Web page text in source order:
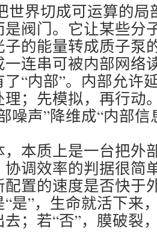
世界切成可运算的局
是阀门。它让某些分
子的能量转成质子泵
一连串可被内部网络
“内部”。内部允许
理；先模拟，再行动
噪声”降维成“内部信
，本质上是一台把外
协调效率的判据很简
配置的速度是否快于
是”，生命就活下来
；若“否”，膜破裂